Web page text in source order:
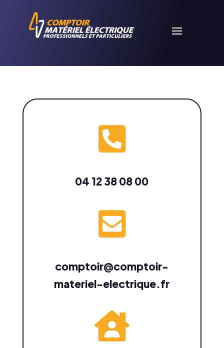

04 12 38 08 00

comptoir@comptoir-
materiel-electrique.fr
